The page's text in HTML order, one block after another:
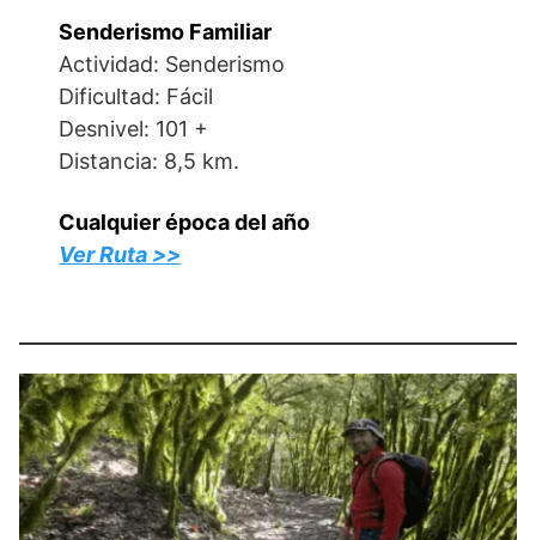
Senderismo Familiar
Actividad: Senderismo
Dificultad: Fácil
Desnivel: 101 +
Distancia: 8,5 km.
Cualquier época del año
Ver Ruta >>